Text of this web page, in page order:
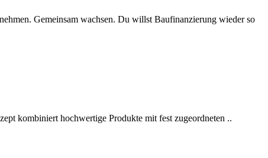
Gemeinsam wachsen. Du willst Baufinanzierung wieder so
kombiniert hochwertige Produkte mit fest zugeordneten ..